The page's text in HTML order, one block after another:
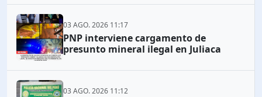
03 AGO. 2026 11:17
PNP interviene cargamento de
presunto mineral ilegal en Juliaca
03 AGO. 2026 11:12